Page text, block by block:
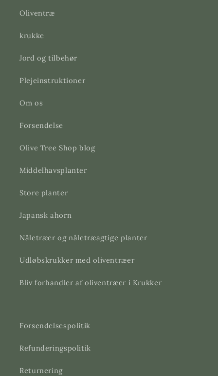
Oliventræ
krukke
Jord og tilbehør
Plejeinstruktioner
Om os
Forsendelse
Olive Tree Shop blog
Middelhavsplanter
Store planter
Japansk ahorn
Nåletræer og nåletræagtige planter
Udløbskrukker med oliventræer
Bliv forhandler af oliventræer i Krukker
Forsendelsespolitik
Refunderingspolitik
Returnering